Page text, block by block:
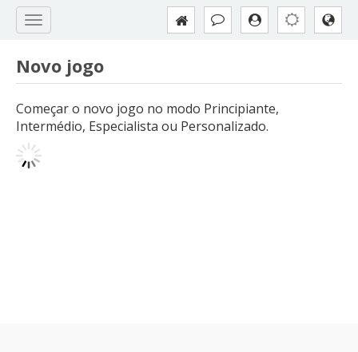
Novo jogo
Começar o novo jogo no modo Principiante,
Intermédio, Especialista ou Personalizado.